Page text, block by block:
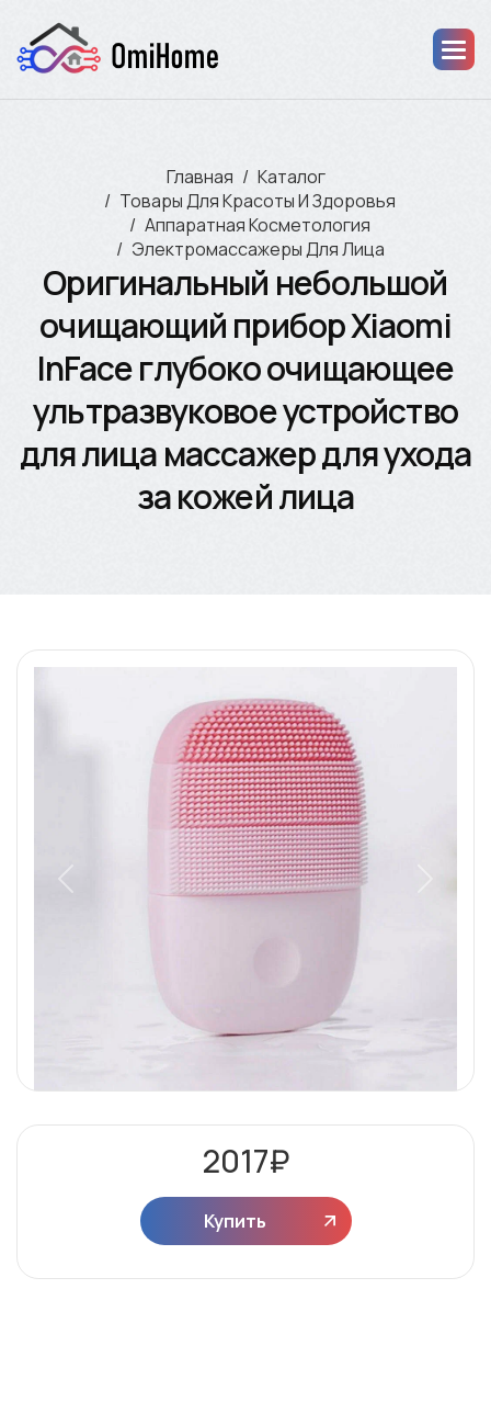
Главная
Каталог
Товары Для Красоты И Здоровья
Аппаратная Косметология
Электромассажеры Для Лица
Оригинальный небольшой
очищающий прибор Xiaomi
InFace глубоко очищающее
ультразвуковое устройство
для лица массажер для ухода
за кожей лица
Назад
2017₽
Купить